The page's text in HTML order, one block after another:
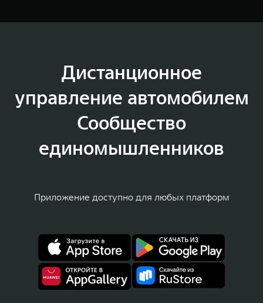
Дистанционное
управление автомобилем
Сообщество
единомышленников
Приложение доступно для любых платформ